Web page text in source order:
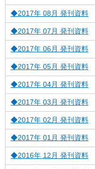
◆2017年 08月 発刊資料
◆2017年 07月 発刊資料
◆2017年 06月 発刊資料
◆2017年 05月 発刊資料
◆2017年 04月 発刊資料
◆2017年 03月 発刊資料
◆2017年 02月 発刊資料
◆2017年 01月 発刊資料
◆2016年 12月 発刊資料